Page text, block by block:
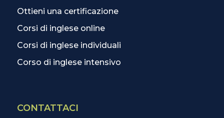
Ottieni una certificazione
Corsi di inglese online
Corsi di inglese individuali
Corso di inglese intensivo
CONTATTACI